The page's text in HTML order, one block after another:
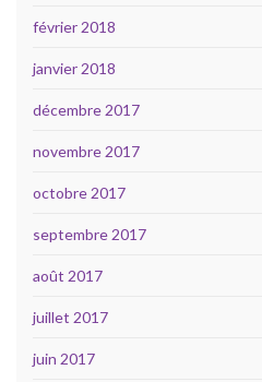
février 2018
janvier 2018
décembre 2017
novembre 2017
octobre 2017
septembre 2017
août 2017
juillet 2017
juin 2017